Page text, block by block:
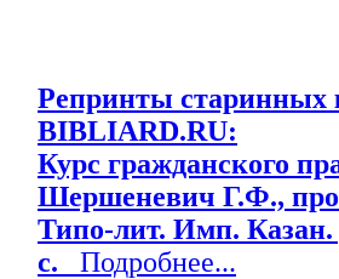
Репринты старинных
BIBLIARD.RU:
Курс гражданского
Шершеневич Г.Ф.,
Типо-лит. Имп. Казан.
с. Подробнее...